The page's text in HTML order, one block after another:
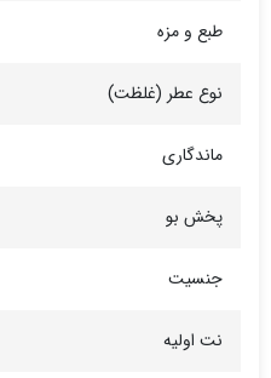
طبع و مزه
نوع عطر (غلظت)
ماندگاری
پخش بو
جنسیت
نت اولیه